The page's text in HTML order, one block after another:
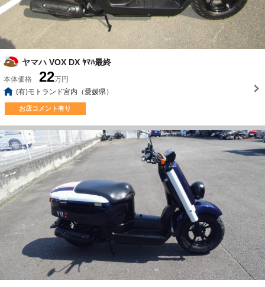
ヤマハ VOX DX ﾔﾏﾊ最終
本体価格 22万円
(有)モトランド宮内（愛媛県）
お店コメント有り